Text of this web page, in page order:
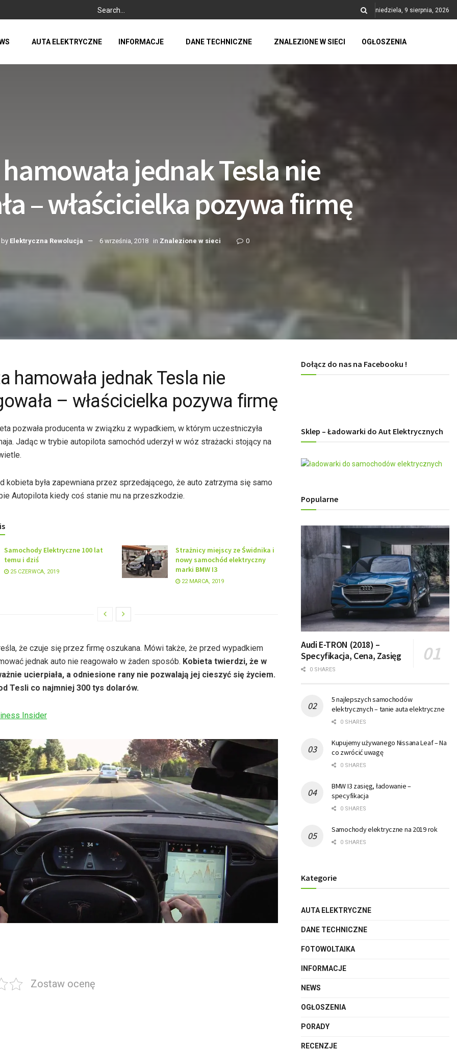
niedziela, 9 sierpnia, 2026
AUTA ELEKTRYCZNE INFORMACJE DANE TECHNICZNE ZNALEZIONE W SIECI OGŁOSZENIA
jednak Tesla nie
– właścicielka pozywa firmę
by Elektryczna Rewolucja 6 września, 2018 in Znalezione w sieci 0
hamowała jednak Tesla nie
– właścicielka pozywa firmę
pozwała producenta w związku z wypadkiem, w którym uczestniczyła
Jadąc w trybie autopilota samochód uderzył w wóz strażacki stojący na
kobieta była zapewniana przez sprzedającego, że auto zatrzyma się samo
Autopilota kiedy coś stanie mu na przeszkodzie.
Samochody Elektryczne 100 lat
temu i dziś
25 CZERWCA, 2019
Strażnicy miejscy ze Świdnika i
nowy samochód elektryczny
marki BMW I3
22 MARCA, 2019
że czuje się przez firmę oszukana. Mówi także, że przed wypadkiem
jednak auto nie reagowało w żaden sposób. Kobieta twierdzi, że w
ucierpiała, a odniesione rany nie pozwalają jej cieszyć się życiem.
Tesli co najmniej 300 tys dolarów.
Insider
Zostaw ocenę
Dołącz do nas na Facebooku !
Sklep – Ładowarki do Aut Elektrycznych
Popularne
Audi E-TRON (2018) –
Specyfikacja, Cena, Zasięg
0 SHARES
5 najlepszych samochodów
elektrycznych – tanie auta elektryczne
0 SHARES
Kupujemy używanego Nissana Leaf – Na
co zwrócić uwagę
0 SHARES
BMW I3 zasięg, ładowanie –
specyfikacja
0 SHARES
Samochody elektryczne na 2019 rok
0 SHARES
Kategorie
AUTA ELEKTRYCZNE
DANE TECHNICZNE
FOTOWOLTAIKA
INFORMACJE
NEWS
OGŁOSZENIA
PORADY
RECENZJE